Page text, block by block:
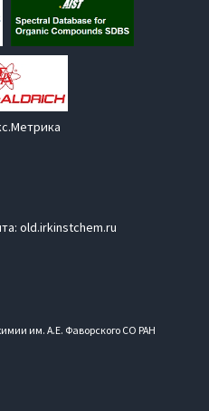
old.irkinstchem.ru
им. А.Е. Фаворского СО РАН